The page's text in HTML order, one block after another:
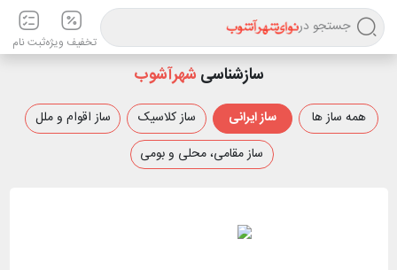
جستجو در
تخفیف ویژهثبت نام
سازشناسی شهرآشوب
همه ساز ها ساز ایرانی ساز کلاسیک
ساز اقوام و ملل
ساز مقامی، محلی و بومی